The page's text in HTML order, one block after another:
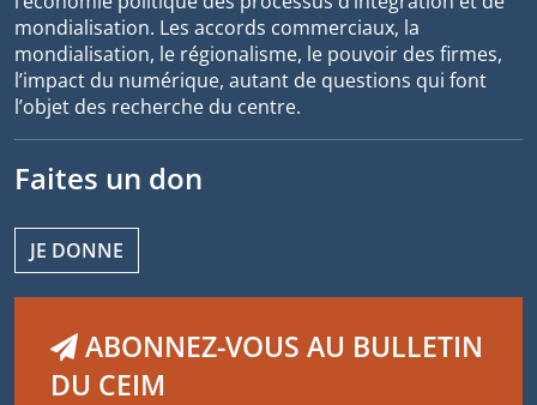
mondialisation. Les accords commerciaux, la
mondialisation, le régionalisme, le pouvoir des firmes,
l’impact du numérique, autant de questions qui font
l’objet des recherche du centre.
Faites un don
JE DONNE
ABONNEZ-VOUS AU BULLETIN
DU CEIM